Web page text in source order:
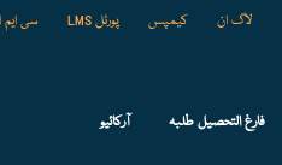
لاگ ان کیمپس پورٹل LMS سی
فارغ التحصیل طلبہ آرکائیو